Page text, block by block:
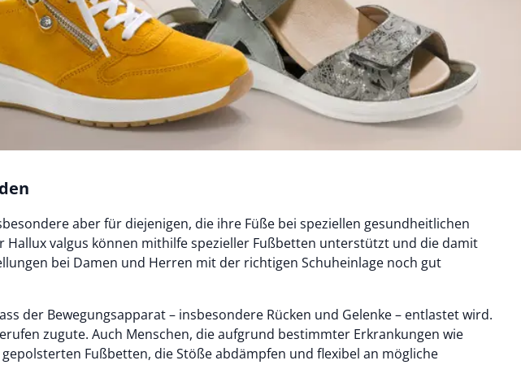
aber für diejenigen, die ihre Füße bei speziellen gesundheitlichen
valgus können mithilfe spezieller Fußbetten unterstützt und die damit
bei Damen und Herren mit der richtigen Schuheinlage noch gut
der Bewegungsapparat – insbesondere Rücken und Gelenke – entlastet wird.
zugute. Auch Menschen, die aufgrund bestimmter Erkrankungen wie
Fußbetten, die Stöße abdämpfen und flexibel an mögliche